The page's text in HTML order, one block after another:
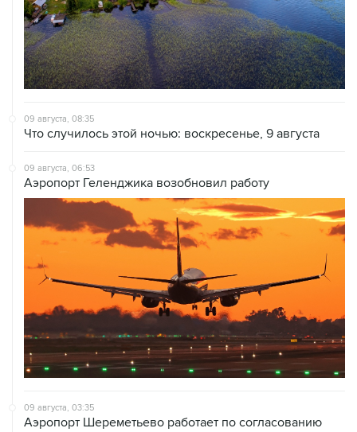
09 августа, 08:35
Что случилось этой ночью: воскресенье, 9 августа
09 августа, 06:53
Аэропорт Геленджика возобновил работу
09 августа, 03:35
Аэропорт Шереметьево работает по согласованию